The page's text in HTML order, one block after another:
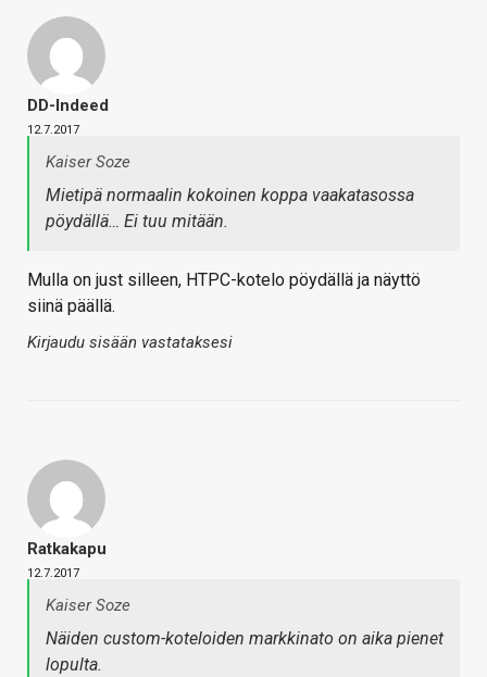
DD-Indeed
12.7.2017
Kaiser Soze
Mietipä normaalin kokoinen koppa vaakatasossa
pöydällä… Ei tuu mitään.
Mulla on just silleen, HTPC-kotelo pöydällä ja näyttö
siinä päällä.
Kirjaudu sisään vastataksesi
Ratkakapu
12.7.2017
Kaiser Soze
Näiden custom-koteloiden markkinato on aika pienet
lopulta.